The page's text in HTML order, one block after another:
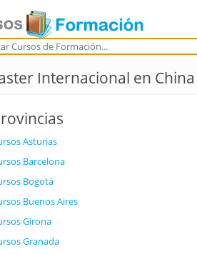
Internacional en China
Asturias
Barcelona
Bogotá
Buenos Aires
Girona
Granada